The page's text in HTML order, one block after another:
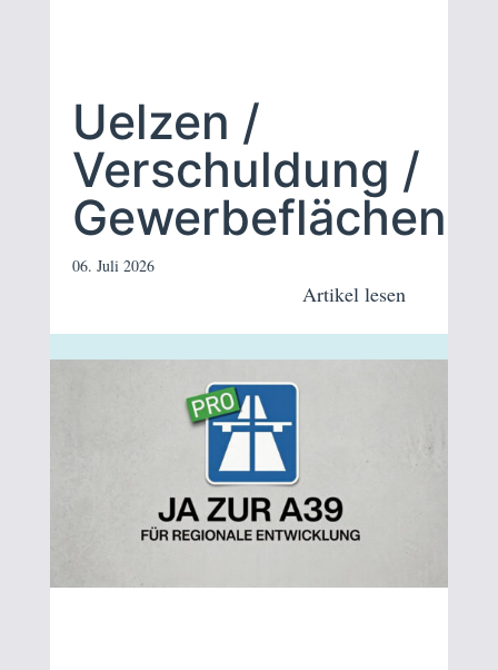
Uelzen /
Verschuldung /
Gewerbeflächen
06. Juli 2026
Artikel lesen